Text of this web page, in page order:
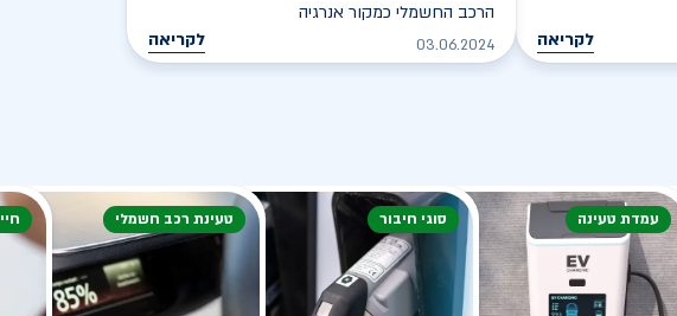
לקריאה
הרכב החשמלי כמקור אנרגיה
03.06.2024 לקריאה
עמדת טעינה סוגי חיבור טעינת רכב חשמלי